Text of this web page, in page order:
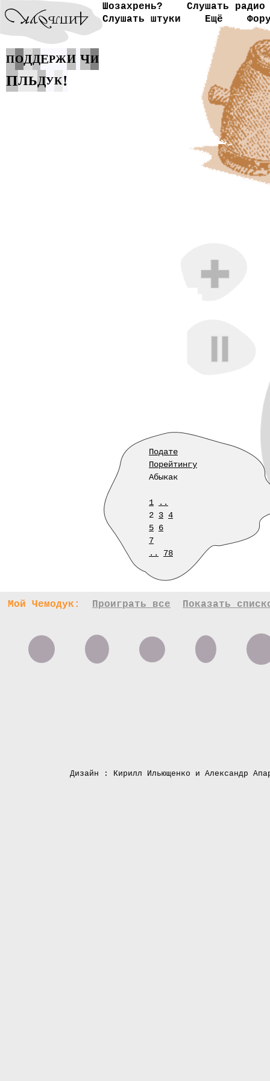
Шозахрень?
Слушать радио
Слушать штуки
Ещё
ПОДДЕРЖИ ЧИ
ПЛЬДУК!
Подате
Порейтингу
Абыкак
1
..
2 3 4
5 6
7
..
78
Мой Чемодук: Проиграть все Показать
Дизайн : Кирилл Ильющенко и Александр